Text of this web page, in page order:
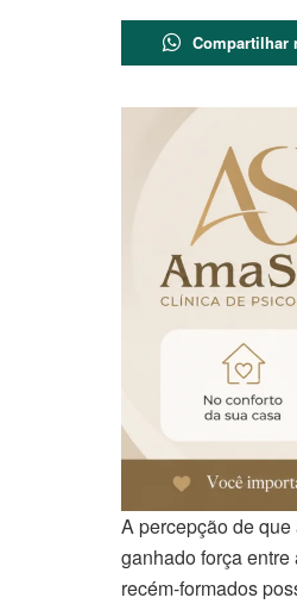
Compartilhar
A percepção de
ganhado força
recém-formados